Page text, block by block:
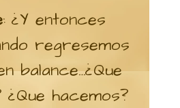
: ¿Y entonces
regresemos
balance…¿Que
¿Que hacemos?